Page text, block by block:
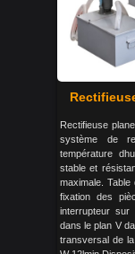
Rectifieuse
système de
température
stable et
maximale.
fixation des
interrupteur sur
dans le plan V
transversal de